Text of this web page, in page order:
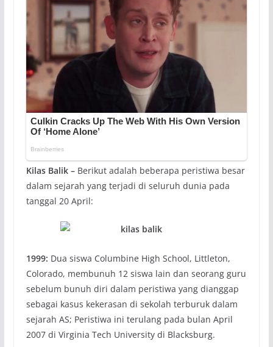
Kilas Balik –Berikut adalah beberapa peristiwa besar
dalam sejarah yang terjadi di seluruh dunia pada
tanggal 20 April:
1999: Dua siswa Columbine High School, Littleton,
Colorado, membunuh 12 siswa lain dan seorang guru
sebelum bunuh diri dalam peristiwa yang dianggap
sebagai kasus kekerasan di sekolah terburuk dalam
sejarah AS; Peristiwa ini terulang pada bulan April
2007 di Virginia Tech University di Blacksburg.